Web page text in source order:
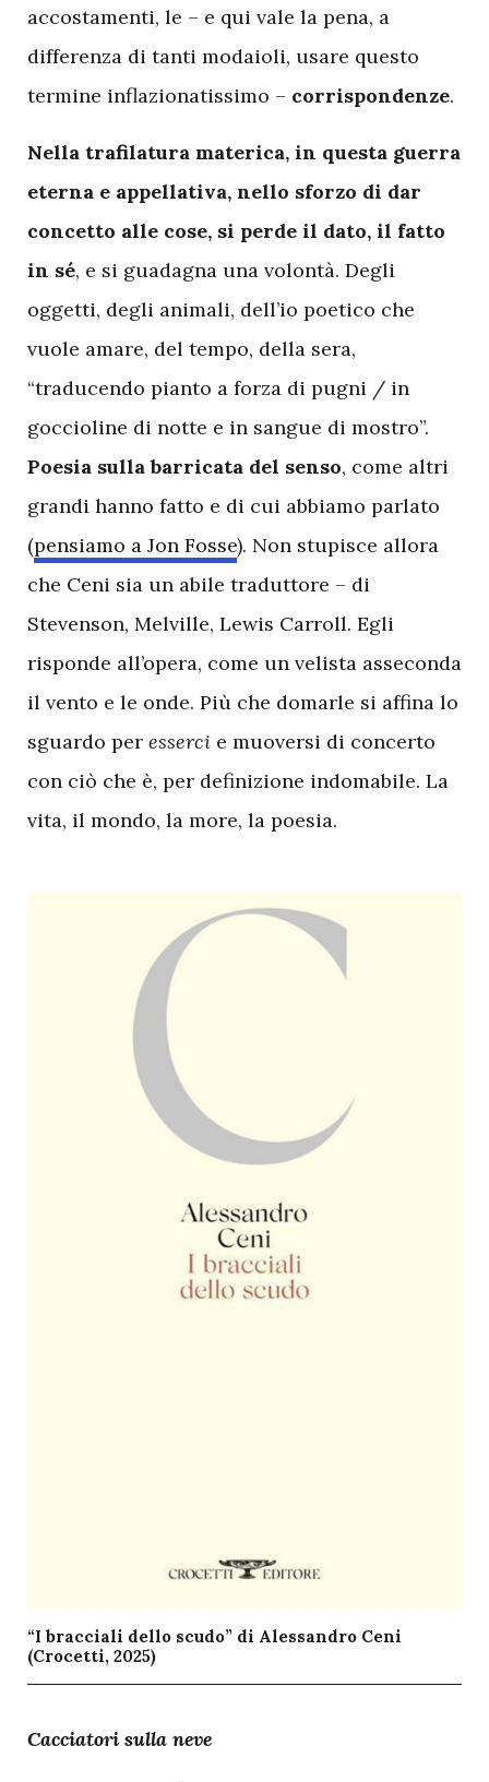
accostamenti, le – e qui vale la pena, a
differenza di tanti modaioli, usare questo
termine inflazionatissimo – corrispondenze.
Nella trafilatura materica, in questa guerra
eterna e appellativa, nello sforzo di dar
concetto alle cose, si perde il dato, il fatto
in sé, e si guadagna una volontà. Degli
oggetti, degli animali, dell’io poetico che
vuole amare, del tempo, della sera,
“traducendo pianto a forza di pugni / in
goccioline di notte e in sangue di mostro”.
Poesia sulla barricata del senso, come altri
grandi hanno fatto e di cui abbiamo parlato
(pensiamo a Jon Fosse). Non stupisce allora
che Ceni sia un abile traduttore – di
Stevenson, Melville, Lewis Carroll. Egli
risponde all’opera, come un velista asseconda
il vento e le onde. Più che domarle si affina lo
sguardo per esserci e muoversi di concerto
con ciò che è, per definizione indomabile. La
vita, il mondo, la more, la poesia.
“I bracciali dello scudo” di Alessandro Ceni
(Crocetti, 2025)
Cacciatori sulla neve